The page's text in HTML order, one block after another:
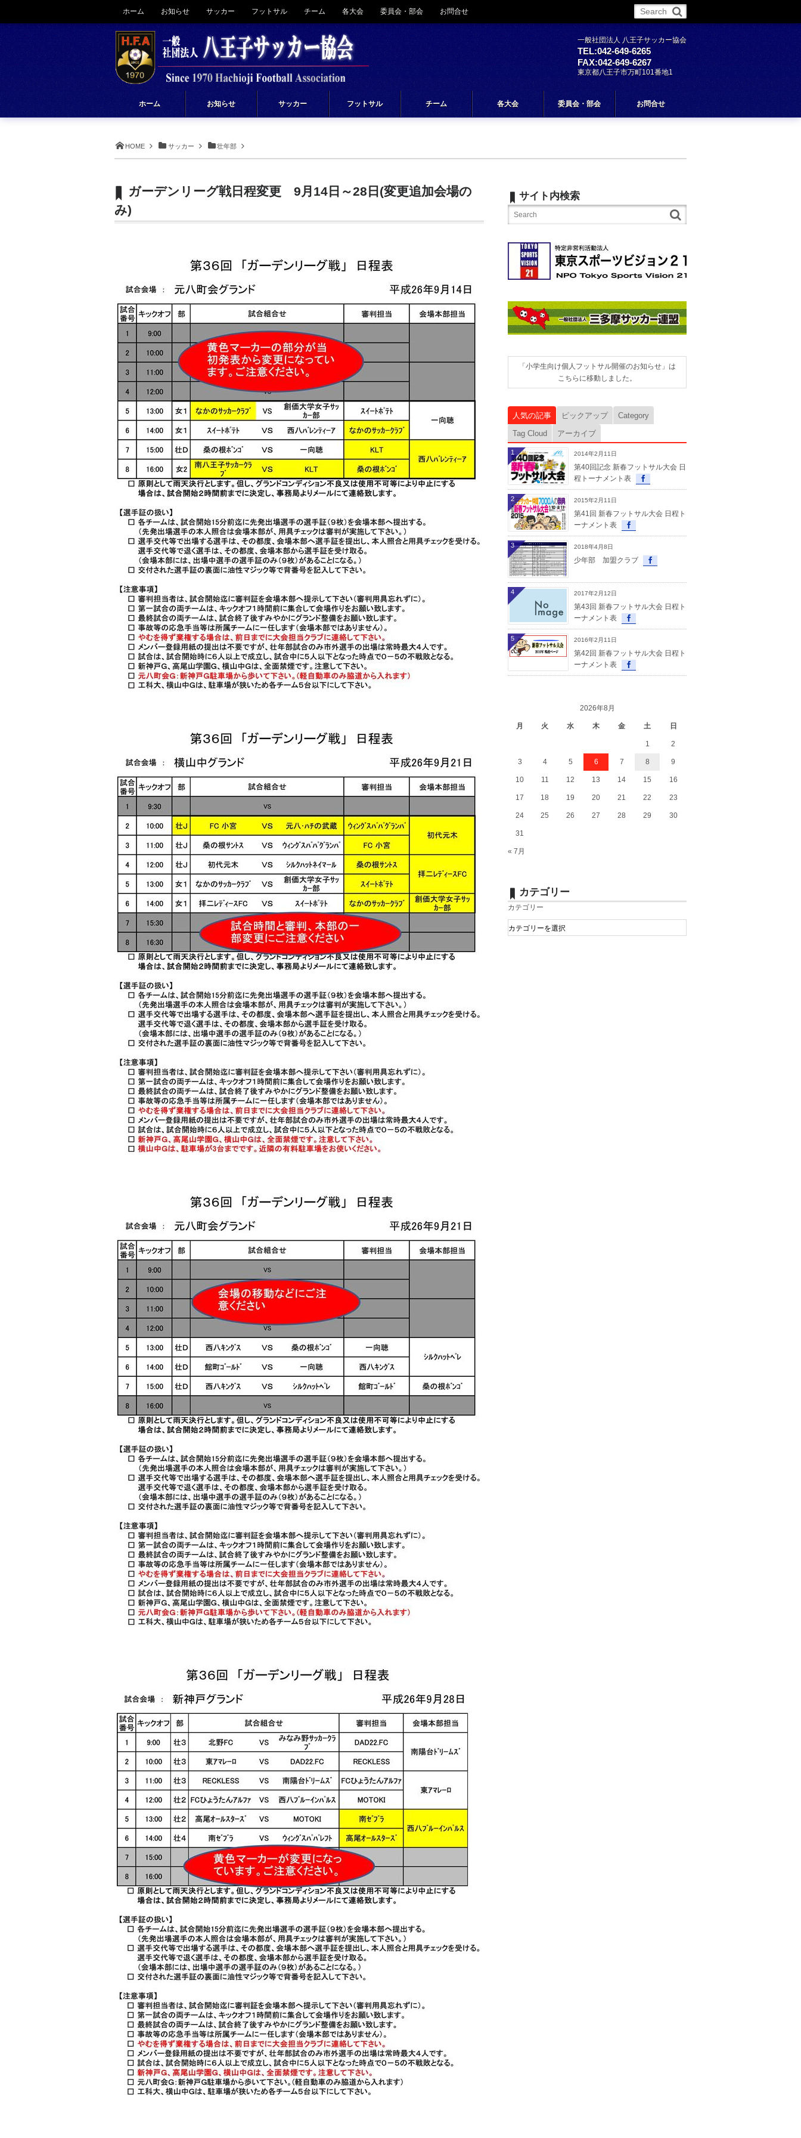
HOME サッカー 壮年部
ガーデンリーグ戦日程変更 9月14日～28日(変更追加会場の
み)
サイト内検索
「小学生向け個人フットサル開催のお知らせ」は
こちらに移動しました。
人気の記事 ピックアップ
Category
Tag Cloud
アーカイブ
2014年2月11日
第40回記念 新春フットサル大会 日
程トーナメント表
1
2015年2月11日
第41回 新春フットサル大会 日程ト
ーナメント表
2
2018年4月8日
少年部 加盟クラブ
3
2017年2月12日
第43回 新春フットサル大会 日程ト
ーナメント表
4
2016年2月11日
第42回 新春フットサル大会 日程ト
ーナメント表
5
2026年8月
月 火 水 木 金 土 日
« 7月
1 2
3 4 5 6 7 8 9
10 11 12 13 14 15 16
17 18 19 20 21 22 23
24 25 26 27 28 29 30
31
カテゴリー
カテゴリー
ホーム お知らせ サッカー フットサル チーム 各大会 委員会・部会 お問合せ
ホーム お知らせ サッカー フットサル チーム 各大会 委員会・部会 お問合せ
一般社団法人 八王子サッカー協会
TEL:042-649-6265
FAX:042-649-6267
東京都八王子市万町101番地1